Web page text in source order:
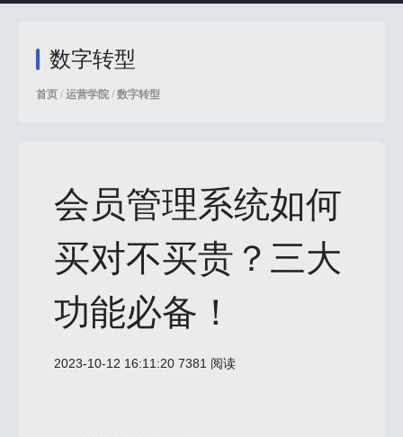
数字转型
首页 / 运营学院 / 数字转型
会员管理系统如何
买对不买贵？三大
功能必备！
2023-10-12 16:11:20 7381 阅读